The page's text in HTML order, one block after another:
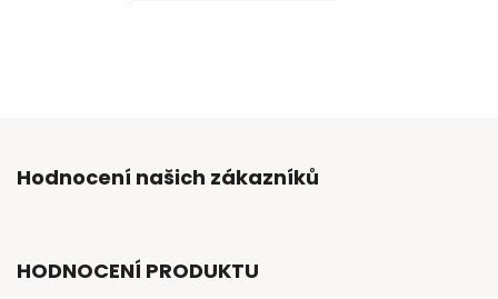
Hodnocení našich zákazníků
HODNOCENÍ PRODUKTU